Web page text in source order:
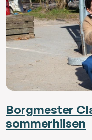
Borgmester
sommerhilsen